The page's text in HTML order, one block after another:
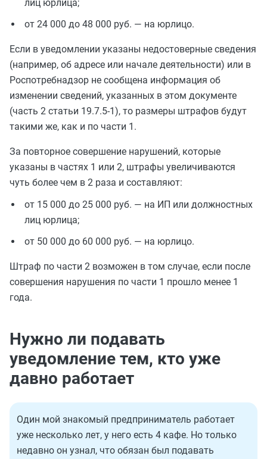
лиц юрлица;
от 24 000 до 48 000 руб. — на юрлицо.
Если в уведомлении указаны недостоверные сведения
(например, об адресе или начале деятельности) или в
Роспотребнадзор не сообщена информация об
изменении сведений, указанных в этом документе
(часть 2 статьи 19.7.5-1), то размеры штрафов будут
такими же, как и по части 1.
За повторное совершение нарушений, которые
указаны в частях 1 или 2, штрафы увеличиваются
чуть более чем в 2 раза и составляют:
от 15 000 до 25 000 руб. — на ИП или должностных
лиц юрлица;
от 50 000 до 60 000 руб. — на юрлицо.
Штраф по части 2 возможен в том случае, если после
совершения нарушения по части 1 прошло менее 1
года.
Нужно ли подавать
уведомление тем, кто уже
давно работает
Один мой знакомый предприниматель работает
уже несколько лет, у него есть 4 кафе. Но только
недавно он узнал, что обязан был подавать